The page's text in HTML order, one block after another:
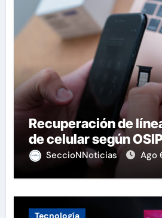
Recuperación de
de celular según
SeccioNNoticias Ago
Tecnología